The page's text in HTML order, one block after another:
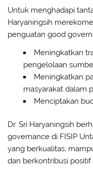
Untuk menghadapi
Haryaningsih
penguatan good
Meningkatkan
pengelolaan
Meningkatkan
masyarakat dalam
Menciptakan
Dr. Sri Haryaningsih
governance di FISIP
yang berkualitas,
dan berkontribusi